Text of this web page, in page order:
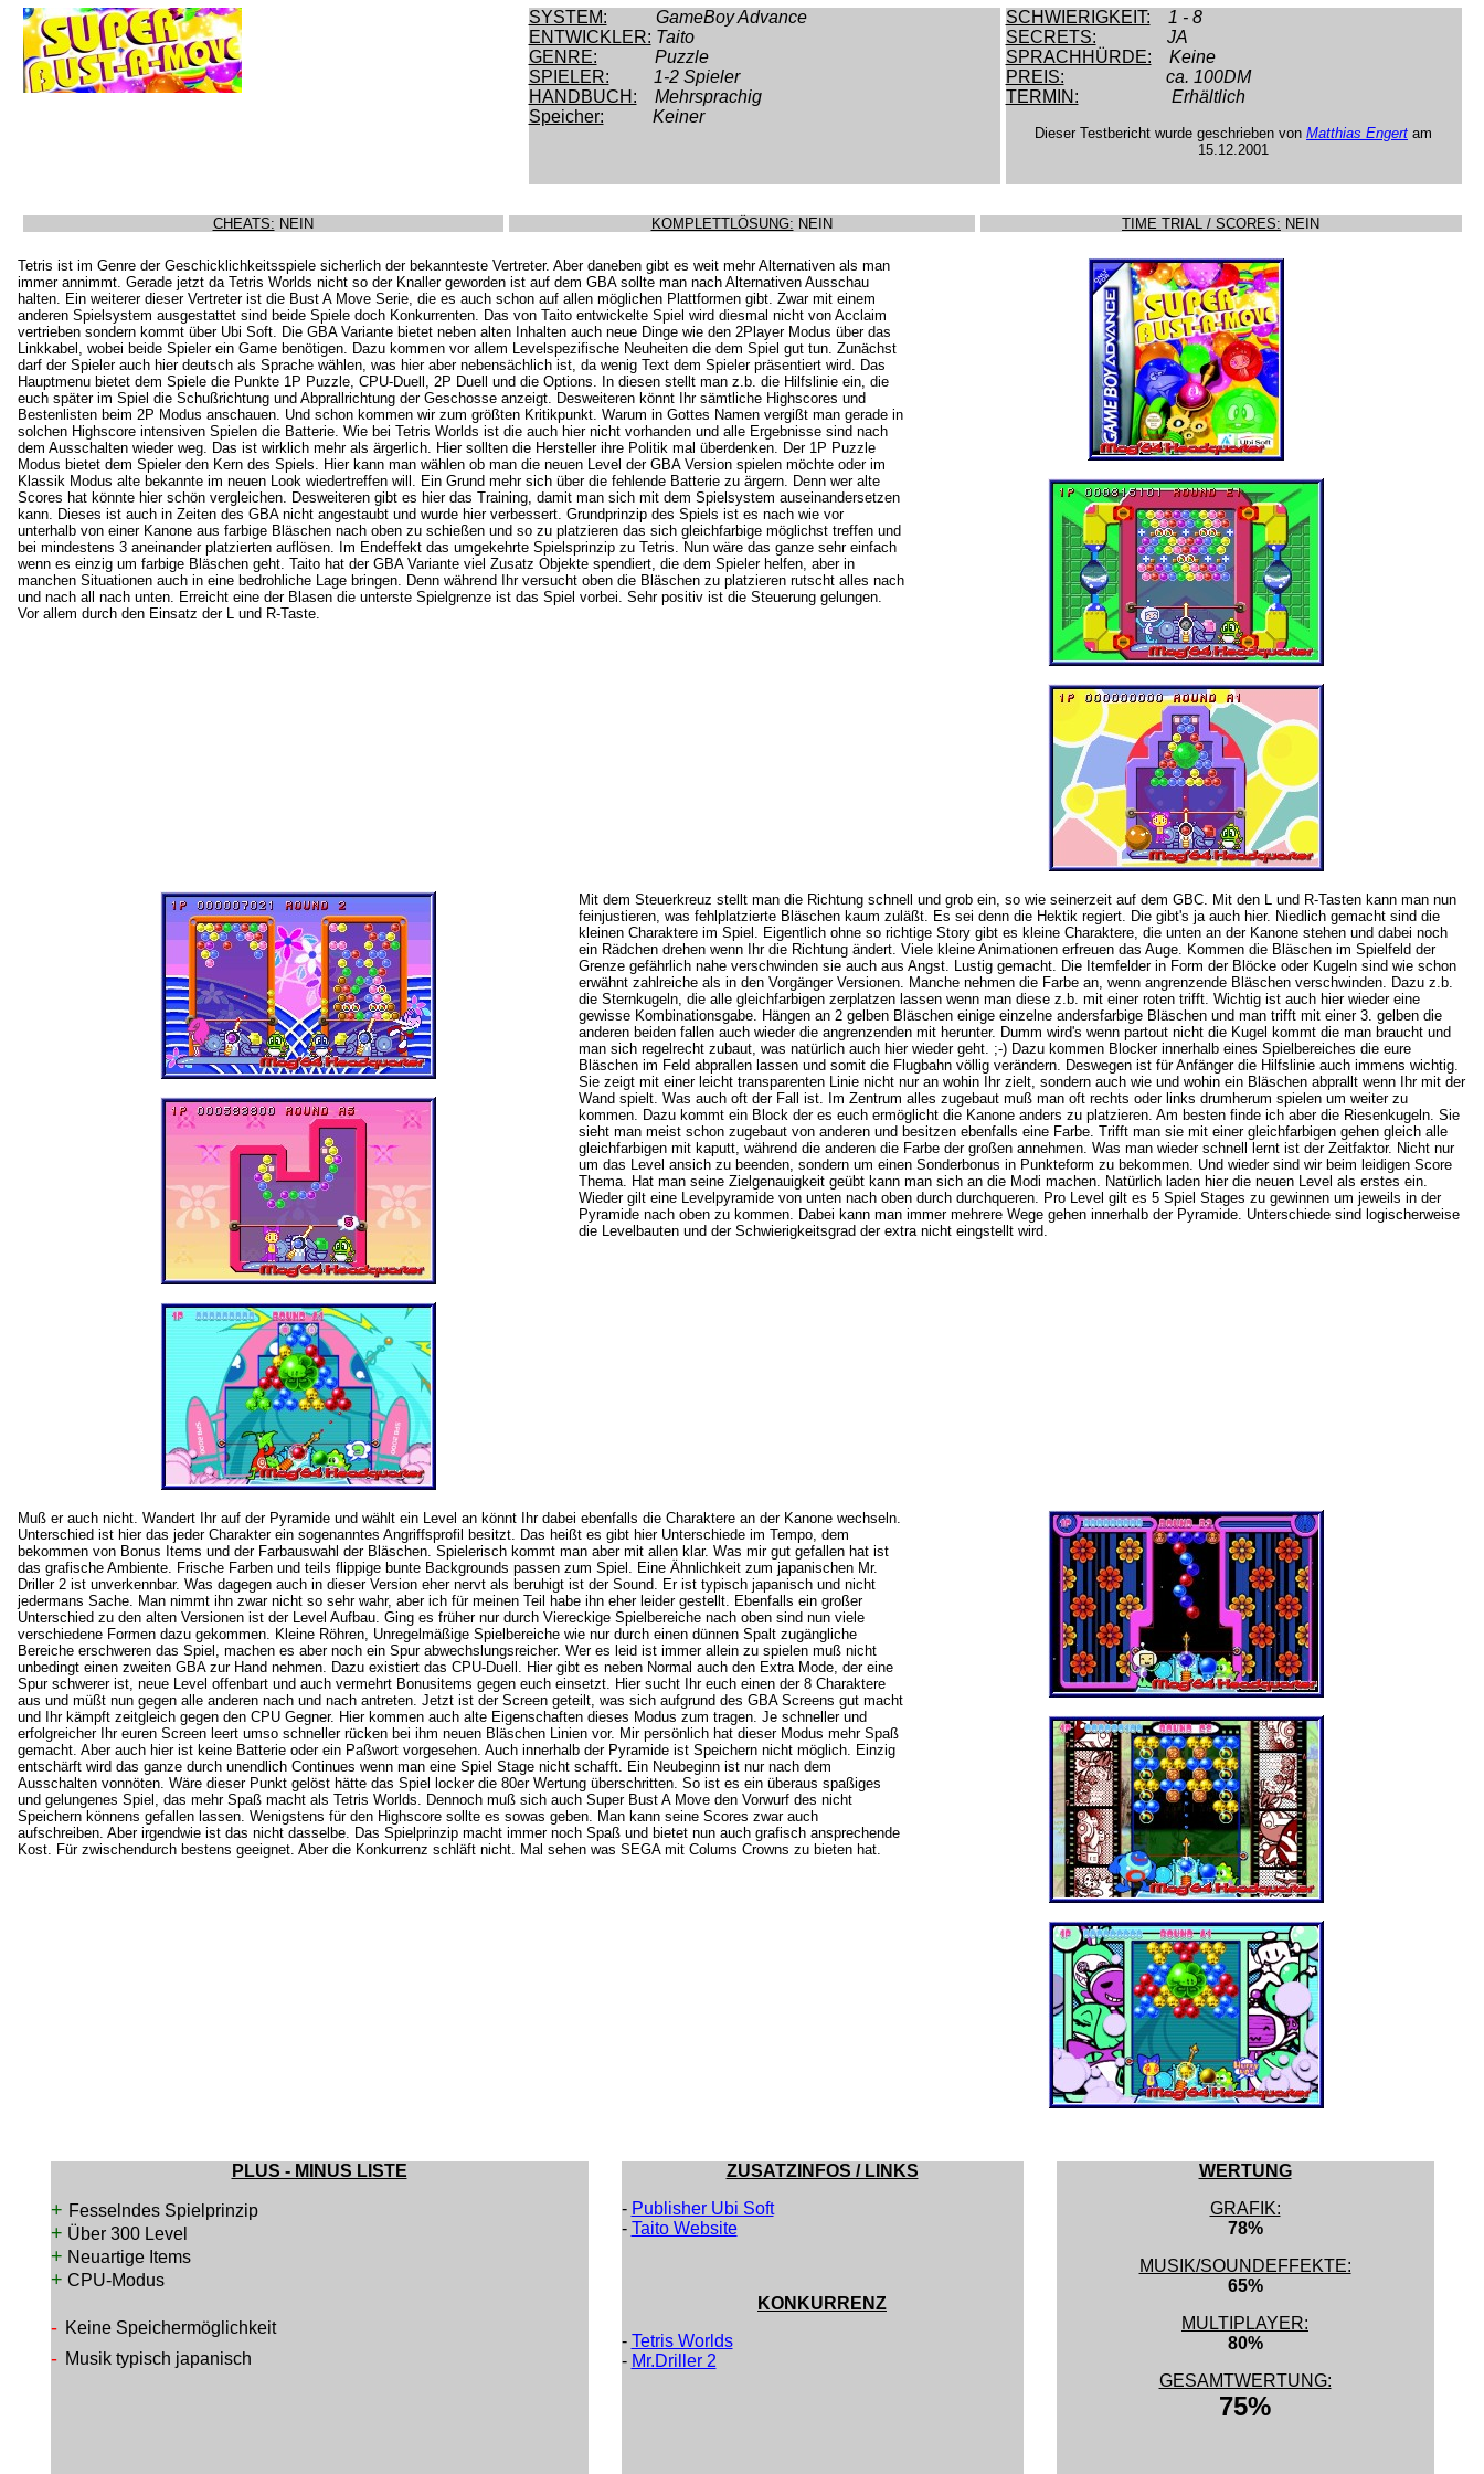
SYSTEM:
GameBoy Advance
ENTWICKLER: Taito
GENRE:
Puzzle
SPIELER:
1-2 Spieler
HANDBUCH:
Mehrsprachig
Speicher:
Keiner
SCHWIERIGKEIT:
1 - 8
SECRETS:
JA
SPRACHHÜRDE:
Keine
PREIS:
ca. 100DM
TERMIN:
Erhältlich
Dieser Testbericht wurde geschrieben von Matthias Engert am
15.12.2001
CHEATS: NEIN KOMPLETTLÖSUNG: NEIN TIME TRIAL / SCORES: NEIN
Tetris ist im Genre der Geschicklichkeitsspiele sicherlich der bekannteste Vertreter. Aber daneben gibt es weit mehr Alternativen als man
immer annimmt. Gerade jetzt da Tetris Worlds nicht so der Knaller geworden ist auf dem GBA sollte man nach Alternativen Ausschau
halten. Ein weiterer dieser Vertreter ist die Bust A Move Serie, die es auch schon auf allen möglichen Plattformen gibt. Zwar mit einem
anderen Spielsystem ausgestattet sind beide Spiele doch Konkurrenten. Das von Taito entwickelte Spiel wird diesmal nicht von Acclaim
vertrieben sondern kommt über Ubi Soft. Die GBA Variante bietet neben alten Inhalten auch neue Dinge wie den 2Player Modus über das
Linkkabel, wobei beide Spieler ein Game benötigen. Dazu kommen vor allem Levelspezifische Neuheiten die dem Spiel gut tun. Zunächst
darf der Spieler auch hier deutsch als Sprache wählen, was hier aber nebensächlich ist, da wenig Text dem Spieler präsentiert wird. Das
Hauptmenu bietet dem Spiele die Punkte 1P Puzzle, CPU-Duell, 2P Duell und die Options. In diesen stellt man z.b. die Hilfslinie ein, die
euch später im Spiel die Schußrichtung und Abprallrichtung der Geschosse anzeigt. Desweiteren könnt Ihr sämtliche Highscores und
Bestenlisten beim 2P Modus anschauen. Und schon kommen wir zum größten Kritikpunkt. Warum in Gottes Namen vergißt man gerade in
solchen Highscore intensiven Spielen die Batterie. Wie bei Tetris Worlds ist die auch hier nicht vorhanden und alle Ergebnisse sind nach
dem Ausschalten wieder weg. Das ist wirklich mehr als ärgerlich. Hier sollten die Hersteller ihre Politik mal überdenken. Der 1P Puzzle
Modus bietet dem Spieler den Kern des Spiels. Hier kann man wählen ob man die neuen Level der GBA Version spielen möchte oder im
Klassik Modus alte bekannte im neuen Look wiedertreffen will. Ein Grund mehr sich über die fehlende Batterie zu ärgern. Denn wer alte
Scores hat könnte hier schön vergleichen. Desweiteren gibt es hier das Training, damit man sich mit dem Spielsystem auseinandersetzen
kann. Dieses ist auch in Zeiten des GBA nicht angestaubt und wurde hier verbessert. Grundprinzip des Spiels ist es nach wie vor
unterhalb von einer Kanone aus farbige Bläschen nach oben zu schießen und so zu platzieren das sich gleichfarbige möglichst treffen und
bei mindestens 3 aneinander platzierten auflösen. Im Endeffekt das umgekehrte Spielsprinzip zu Tetris. Nun wäre das ganze sehr einfach
wenn es einzig um farbige Bläschen geht. Taito hat der GBA Variante viel Zusatz Objekte spendiert, die dem Spieler helfen, aber in
manchen Situationen auch in eine bedrohliche Lage bringen. Denn während Ihr versucht oben die Bläschen zu platzieren rutscht alles nach
und nach all nach unten. Erreicht eine der Blasen die unterste Spielgrenze ist das Spiel vorbei. Sehr positiv ist die Steuerung gelungen.
Vor allem durch den Einsatz der L und R-Taste.
Mit dem Steuerkreuz stellt man die Richtung schnell und grob ein, so wie seinerzeit auf dem GBC. Mit den L und R-Tasten kann man nun
feinjustieren, was fehlplatzierte Bläschen kaum zuläßt. Es sei denn die Hektik regiert. Die gibt's ja auch hier. Niedlich gemacht sind die
kleinen Charaktere im Spiel. Eigentlich ohne so richtige Story gibt es kleine Charaktere, die unten an der Kanone stehen und dabei noch
ein Rädchen drehen wenn Ihr die Richtung ändert. Viele kleine Animationen erfreuen das Auge. Kommen die Bläschen im Spielfeld der
Grenze gefährlich nahe verschwinden sie auch aus Angst. Lustig gemacht. Die Itemfelder in Form der Blöcke oder Kugeln sind wie schon
erwähnt zahlreiche als in den Vorgänger Versionen. Manche nehmen die Farbe an, wenn angrenzende Bläschen verschwinden. Dazu z.b.
die Sternkugeln, die alle gleichfarbigen zerplatzen lassen wenn man diese z.b. mit einer roten trifft. Wichtig ist auch hier wieder eine
gewisse Kombinationsgabe. Hängen an 2 gelben Bläschen einige einzelne andersfarbige Bläschen und man trifft mit einer 3. gelben die
anderen beiden fallen auch wieder die angrenzenden mit herunter. Dumm wird's wenn partout nicht die Kugel kommt die man braucht und
man sich regelrecht zubaut, was natürlich auch hier wieder geht. ;-) Dazu kommen Blocker innerhalb eines Spielbereiches die eure
Bläschen im Feld abprallen lassen und somit die Flugbahn völlig verändern. Deswegen ist für Anfänger die Hilfslinie auch immens wichtig.
Sie zeigt mit einer leicht transparenten Linie nicht nur an wohin Ihr zielt, sondern auch wie und wohin ein Bläschen abprallt wenn Ihr mit der
Wand spielt. Was auch oft der Fall ist. Im Zentrum alles zugebaut muß man oft rechts oder links drumherum spielen um weiter zu
kommen. Dazu kommt ein Block der es euch ermöglicht die Kanone anders zu platzieren. Am besten finde ich aber die Riesenkugeln. Sie
sieht man meist schon zugebaut von anderen und besitzen ebenfalls eine Farbe. Trifft man sie mit einer gleichfarbigen gehen gleich alle
gleichfarbigen mit kaputt, während die anderen die Farbe der großen annehmen. Was man wieder schnell lernt ist der Zeitfaktor. Nicht nur
um das Level ansich zu beenden, sondern um einen Sonderbonus in Punkteform zu bekommen. Und wieder sind wir beim leidigen Score
Thema. Hat man seine Zielgenauigkeit geübt kann man sich an die Modi machen. Natürlich laden hier die neuen Level als erstes ein.
Wieder gilt eine Levelpyramide von unten nach oben durch durchqueren. Pro Level gilt es 5 Spiel Stages zu gewinnen um jeweils in der
Pyramide nach oben zu kommen. Dabei kann man immer mehrere Wege gehen innerhalb der Pyramide. Unterschiede sind logischerweise
die Levelbauten und der Schwierigkeitsgrad der extra nicht eingstellt wird.
Muß er auch nicht. Wandert Ihr auf der Pyramide und wählt ein Level an könnt Ihr dabei ebenfalls die Charaktere an der Kanone wechseln.
Unterschied ist hier das jeder Charakter ein sogenanntes Angriffsprofil besitzt. Das heißt es gibt hier Unterschiede im Tempo, dem
bekommen von Bonus Items und der Farbauswahl der Bläschen. Spielerisch kommt man aber mit allen klar. Was mir gut gefallen hat ist
das grafische Ambiente. Frische Farben und teils flippige bunte Backgrounds passen zum Spiel. Eine Ähnlichkeit zum japanischen Mr.
Driller 2 ist unverkennbar. Was dagegen auch in dieser Version eher nervt als beruhigt ist der Sound. Er ist typisch japanisch und nicht
jedermans Sache. Man nimmt ihn zwar nicht so sehr wahr, aber ich für meinen Teil habe ihn eher leider gestellt. Ebenfalls ein großer
Unterschied zu den alten Versionen ist der Level Aufbau. Ging es früher nur durch Viereckige Spielbereiche nach oben sind nun viele
verschiedene Formen dazu gekommen. Kleine Röhren, Unregelmäßige Spielbereiche wie nur durch einen dünnen Spalt zugängliche
Bereiche erschweren das Spiel, machen es aber noch ein Spur abwechslungsreicher. Wer es leid ist immer allein zu spielen muß nicht
unbedingt einen zweiten GBA zur Hand nehmen. Dazu existiert das CPU-Duell. Hier gibt es neben Normal auch den Extra Mode, der eine
Spur schwerer ist, neue Level offenbart und auch vermehrt Bonusitems gegen euch einsetzt. Hier sucht Ihr euch einen der 8 Charaktere
aus und müßt nun gegen alle anderen nach und nach antreten. Jetzt ist der Screen geteilt, was sich aufgrund des GBA Screens gut macht
und Ihr kämpft zeitgleich gegen den CPU Gegner. Hier kommen auch alte Eigenschaften dieses Modus zum tragen. Je schneller und
erfolgreicher Ihr euren Screen leert umso schneller rücken bei ihm neuen Bläschen Linien vor. Mir persönlich hat dieser Modus mehr Spaß
gemacht. Aber auch hier ist keine Batterie oder ein Paßwort vorgesehen. Auch innerhalb der Pyramide ist Speichern nicht möglich. Einzig
entschärft wird das ganze durch unendlich Continues wenn man eine Spiel Stage nicht schafft. Ein Neubeginn ist nur nach dem
Ausschalten vonnöten. Wäre dieser Punkt gelöst hätte das Spiel locker die 80er Wertung überschritten. So ist es ein überaus spaßiges
und gelungenes Spiel, das mehr Spaß macht als Tetris Worlds. Dennoch muß sich auch Super Bust A Move den Vorwurf des nicht
Speichern könnens gefallen lassen. Wenigstens für den Highscore sollte es sowas geben. Man kann seine Scores zwar auch
aufschreiben. Aber irgendwie ist das nicht dasselbe. Das Spielprinzip macht immer noch Spaß und bietet nun auch grafisch ansprechende
Kost. Für zwischendurch bestens geeignet. Aber die Konkurrenz schläft nicht. Mal sehen was SEGA mit Colums Crowns zu bieten hat.
PLUS - MINUS LISTE
+ Fesselndes Spielprinzip
+ Über 300 Level
+ Neuartige Items
+ CPU-Modus
- Keine Speichermöglichkeit
- Musik typisch japanisch
ZUSATZINFOS / LINKS
- Publisher Ubi Soft
- Taito Website
KONKURRENZ
- Tetris Worlds
- Mr.Driller 2
WERTUNG
GRAFIK:
78%
MUSIK/SOUNDEFFEKTE:
65%
MULTIPLAYER:
80%
GESAMTWERTUNG:
75%